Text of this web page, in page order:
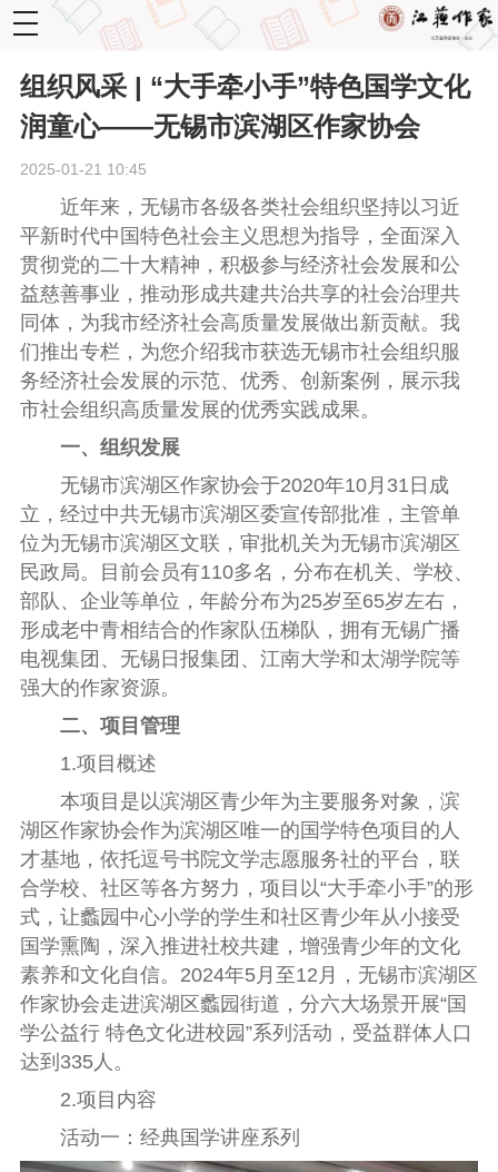
toggle
navigation
组织风采 | “大手牵小手”特色国学文化
润童心——无锡市滨湖区作家协会
2025-01-21 10:45
近年来，无锡市各级各类社会组织坚持以习近
平新时代中国特色社会主义思想为指导，全面深入
贯彻党的二十大精神，积极参与经济社会发展和公
益慈善事业，推动形成共建共治共享的社会治理共
同体，为我市经济社会高质量发展做出新贡献。我
们推出专栏，为您介绍我市获选无锡市社会组织服
务经济社会发展的示范、优秀、创新案例，展示我
市社会组织高质量发展的优秀实践成果。
一、组织发展
无锡市滨湖区作家协会于2020年10月31日成
立，经过中共无锡市滨湖区委宣传部批准，主管单
位为无锡市滨湖区文联，审批机关为无锡市滨湖区
民政局。目前会员有110多名，分布在机关、学校、
部队、企业等单位，年龄分布为25岁至65岁左右，
形成老中青相结合的作家队伍梯队，拥有无锡广播
电视集团、无锡日报集团、江南大学和太湖学院等
强大的作家资源。
二、项目管理
1.项目概述
本项目是以滨湖区青少年为主要服务对象，滨
湖区作家协会作为滨湖区唯一的国学特色项目的人
才基地，依托逗号书院文学志愿服务社的平台，联
合学校、社区等各方努力，项目以“大手牵小手”的形
式，让蠡园中心小学的学生和社区青少年从小接受
国学熏陶，深入推进社校共建，增强青少年的文化
素养和文化自信。2024年5月至12月，无锡市滨湖区
作家协会走进滨湖区蠡园街道，分六大场景开展“国
学公益行 特色文化进校园”系列活动，受益群体人口
达到335人。
2.项目内容
活动一：经典国学讲座系列